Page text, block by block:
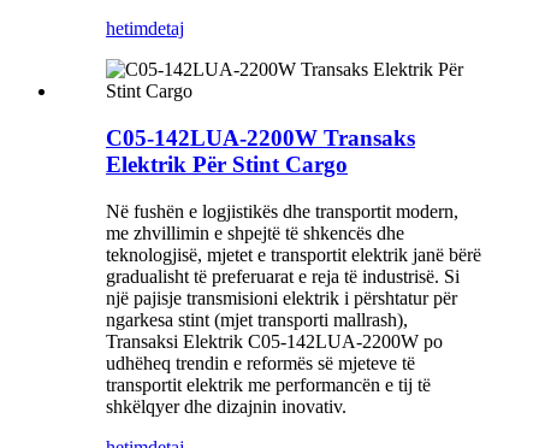
hetimdetaj
C05-142LUA-2200W Transaks
Elektrik Për Stint Cargo
Në fushën e logjistikës dhe transportit modern,
me zhvillimin e shpejtë të shkencës dhe
teknologjisë, mjetet e transportit elektrik janë bërë
gradualisht të preferuarat e reja të industrisë. Si
një pajisje transmisioni elektrik i përshtatur për
ngarkesa stint (mjet transporti mallrash),
Transaksi Elektrik C05-142LUA-2200W po
udhëheq trendin e reformës së mjeteve të
transportit elektrik me performancën e tij të
shkëlqyer dhe dizajnin inovativ.